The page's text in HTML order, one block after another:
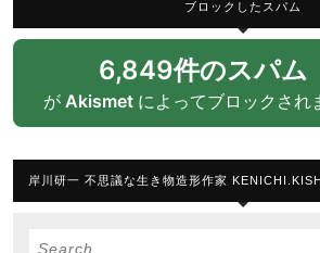
ブロックしたスパム
6,849件のスパム
が Akismetによってブロックされ
岸川研一 不思議な生き物造形作家
Search